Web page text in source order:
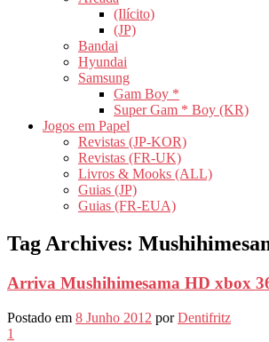
(Ilícito)
(JP)
Bandai
Hyundai
Samsung
Gam Boy *
Super Gam * Boy (KR)
Jogos em Papel
Revistas (JP-KOR)
Revistas (FR-UK)
Livros & Mooks (ALL)
Guias (JP)
Guias (FR-EUA)
Tag Archives:
Arriva Mushihimesama HD xbox
Postado em 8 Junho 2012 porDentifritz
1